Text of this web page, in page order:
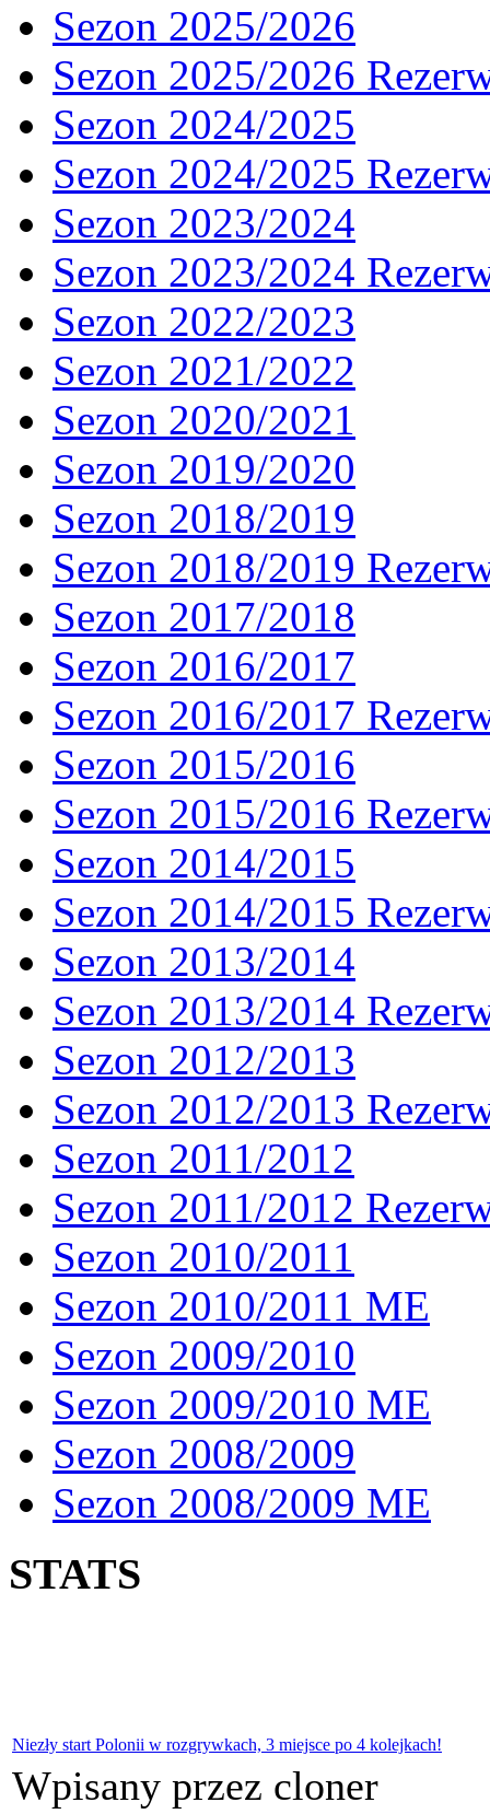
Sezon 2025/2026
Sezon 2025/2026
Sezon 2024/2025
Sezon 2024/2025
Sezon 2023/2024
Sezon 2023/2024
Sezon 2022/2023
Sezon 2021/2022
Sezon 2020/2021
Sezon 2019/2020
Sezon 2018/2019
Sezon 2018/2019
Sezon 2017/2018
Sezon 2016/2017
Sezon 2016/2017
Sezon 2015/2016
Sezon 2015/2016
Sezon 2014/2015
Sezon 2014/2015
Sezon 2013/2014
Sezon 2013/2014
Sezon 2012/2013
Sezon 2012/2013
Sezon 2011/2012
Sezon 2011/2012
Sezon 2010/2011
Sezon 2010/2011 ME
Sezon 2009/2010
Sezon 2009/2010 ME
Sezon 2008/2009
Sezon 2008/2009 ME
STATS
Niezły start Polonii w rozgrywkach, 3 miejsce po 4 kolejkach!
Wpisany przez cloner